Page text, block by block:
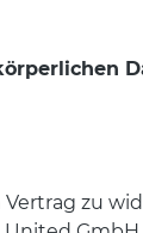
zu